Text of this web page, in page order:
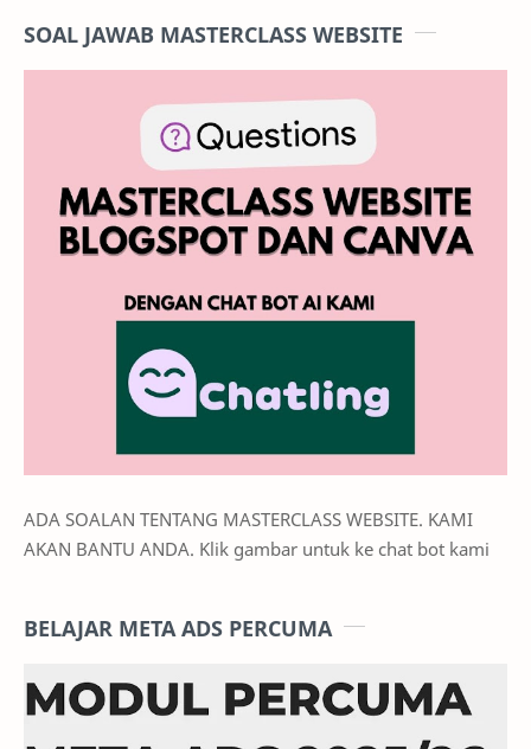
SOAL JAWAB MASTERCLASS WEBSITE
ADA SOALAN TENTANG MASTERCLASS WEBSITE. KAMI
AKAN BANTU ANDA. Klik gambar untuk ke chat bot kami
BELAJAR META ADS PERCUMA